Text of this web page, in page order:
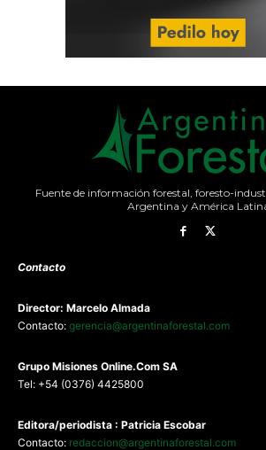
Fuente de información forestal, foresto-
Argentina y América
Contacto
Director: Marcelo Almada
Contacto: gerencia@argentinaforestal.com
Grupo Misiones Online.Com SA
Tel: +54 (0376) 4425800
Editora/periodista : Patricia Escobar
Contacto: redaccion@argentinaforestal.com